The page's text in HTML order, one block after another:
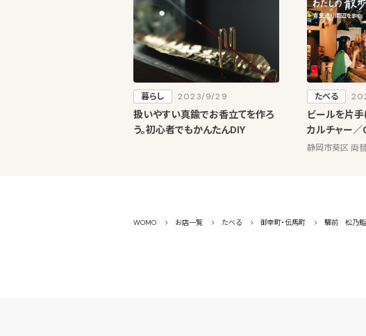
暮らし 2023/9/29
扱いやすい真鍮でお香立てを作ろ
う。初心者でもかんたんDIY
たべる
ビールを片手
カルチャー
静岡市葵区 両
WOMO お店一覧 たべる 御幸町・伝馬町 驛前 松乃鮨